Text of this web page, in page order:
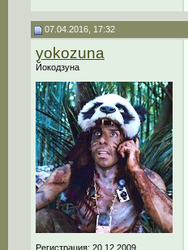
07.04.2016, 17:32
yokozuna
Йокодзуна
Регистрация: 20.12.2009